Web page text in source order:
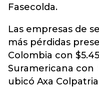
Fasecolda.
Las empresas de
más pérdidas
Colombia con
Suramericana con
ubicó Axa